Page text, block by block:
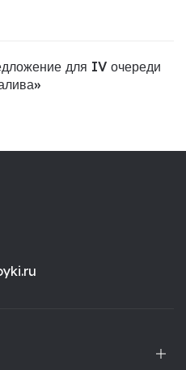
для IV очереди